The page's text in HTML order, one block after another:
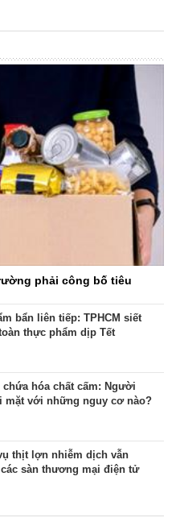
phải công bố tiêu
bẩn liên tiếp: TPHCM siết
thực phẩm dịp Tết
hóa chất cấm: Người
mặt với những nguy cơ nào?
thịt lợn nhiễm dịch vẫn
sàn thương mại điện tử